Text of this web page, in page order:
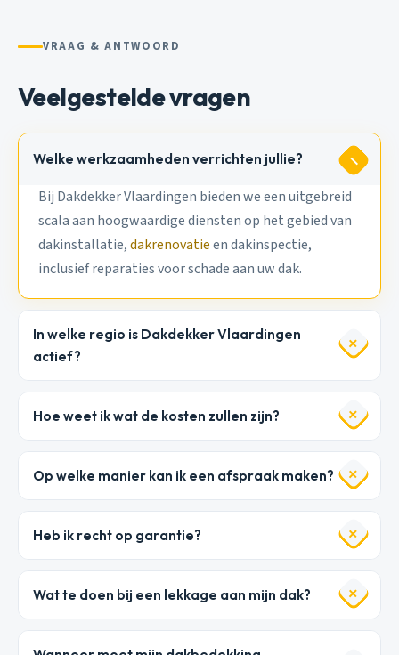
VRAAG & ANTWOORD
Veelgestelde vragen
Welke werkzaamheden verrichten jullie?
Bij Dakdekker Vlaardingen bieden we een uitgebreid
scala aan hoogwaardige diensten op het gebied van
dakinstallatie,dakrenovatieen dakinspectie,
inclusief reparaties voor schade aan uw dak.
In welke regio is Dakdekker Vlaardingen
actief?
Hoe weet ik wat de kosten zullen zijn?
Op welke manier kan ik een afspraak maken?
Heb ik recht op garantie?
Wat te doen bij een lekkage aan mijn dak?